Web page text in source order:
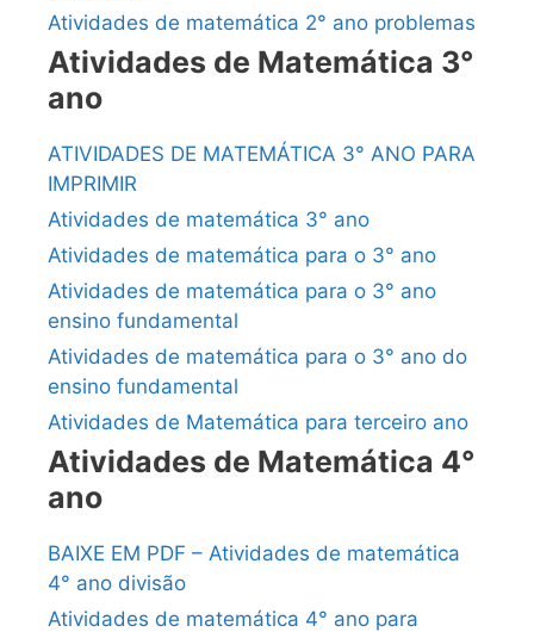
Atividades de matemática 2° ano problemas
Atividades de Matemática 3°
ano
ATIVIDADES DE MATEMÁTICA 3° ANO PARA
IMPRIMIR
Atividades de matemática 3° ano
Atividades de matemática para o 3° ano
Atividades de matemática para o 3° ano
ensino fundamental
Atividades de matemática para o 3° ano do
ensino fundamental
Atividades de Matemática para terceiro ano
Atividades de Matemática 4°
ano
BAIXE EM PDF – Atividades de matemática
4° ano divisão
Atividades de matemática 4° ano para